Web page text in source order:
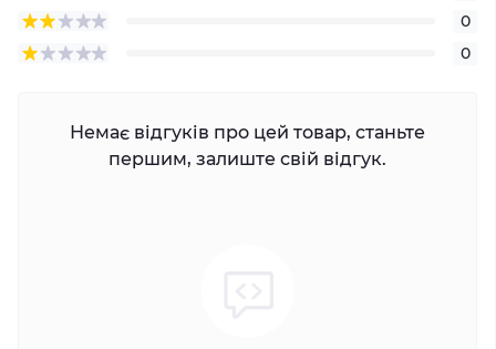
0
0
Немає відгуків про цей товар, станьте
першим, залиште свій відгук.